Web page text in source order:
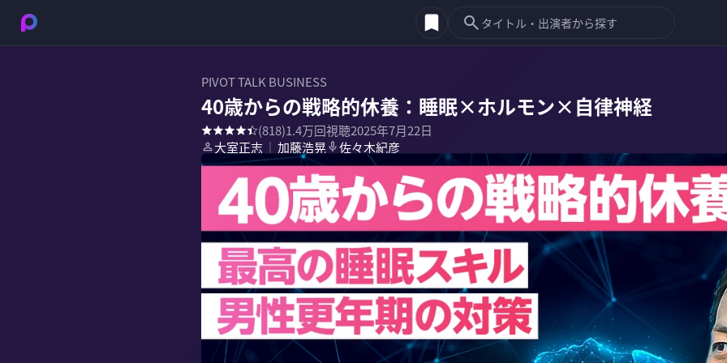
PIVOT TALK BUSINESS
40歳からの戦略的休養：睡眠×ホルモン×自律神経
(818)1.4万回視聴2025年7月22日
大室正志 ｜ 加藤浩晃 佐々木紀彦